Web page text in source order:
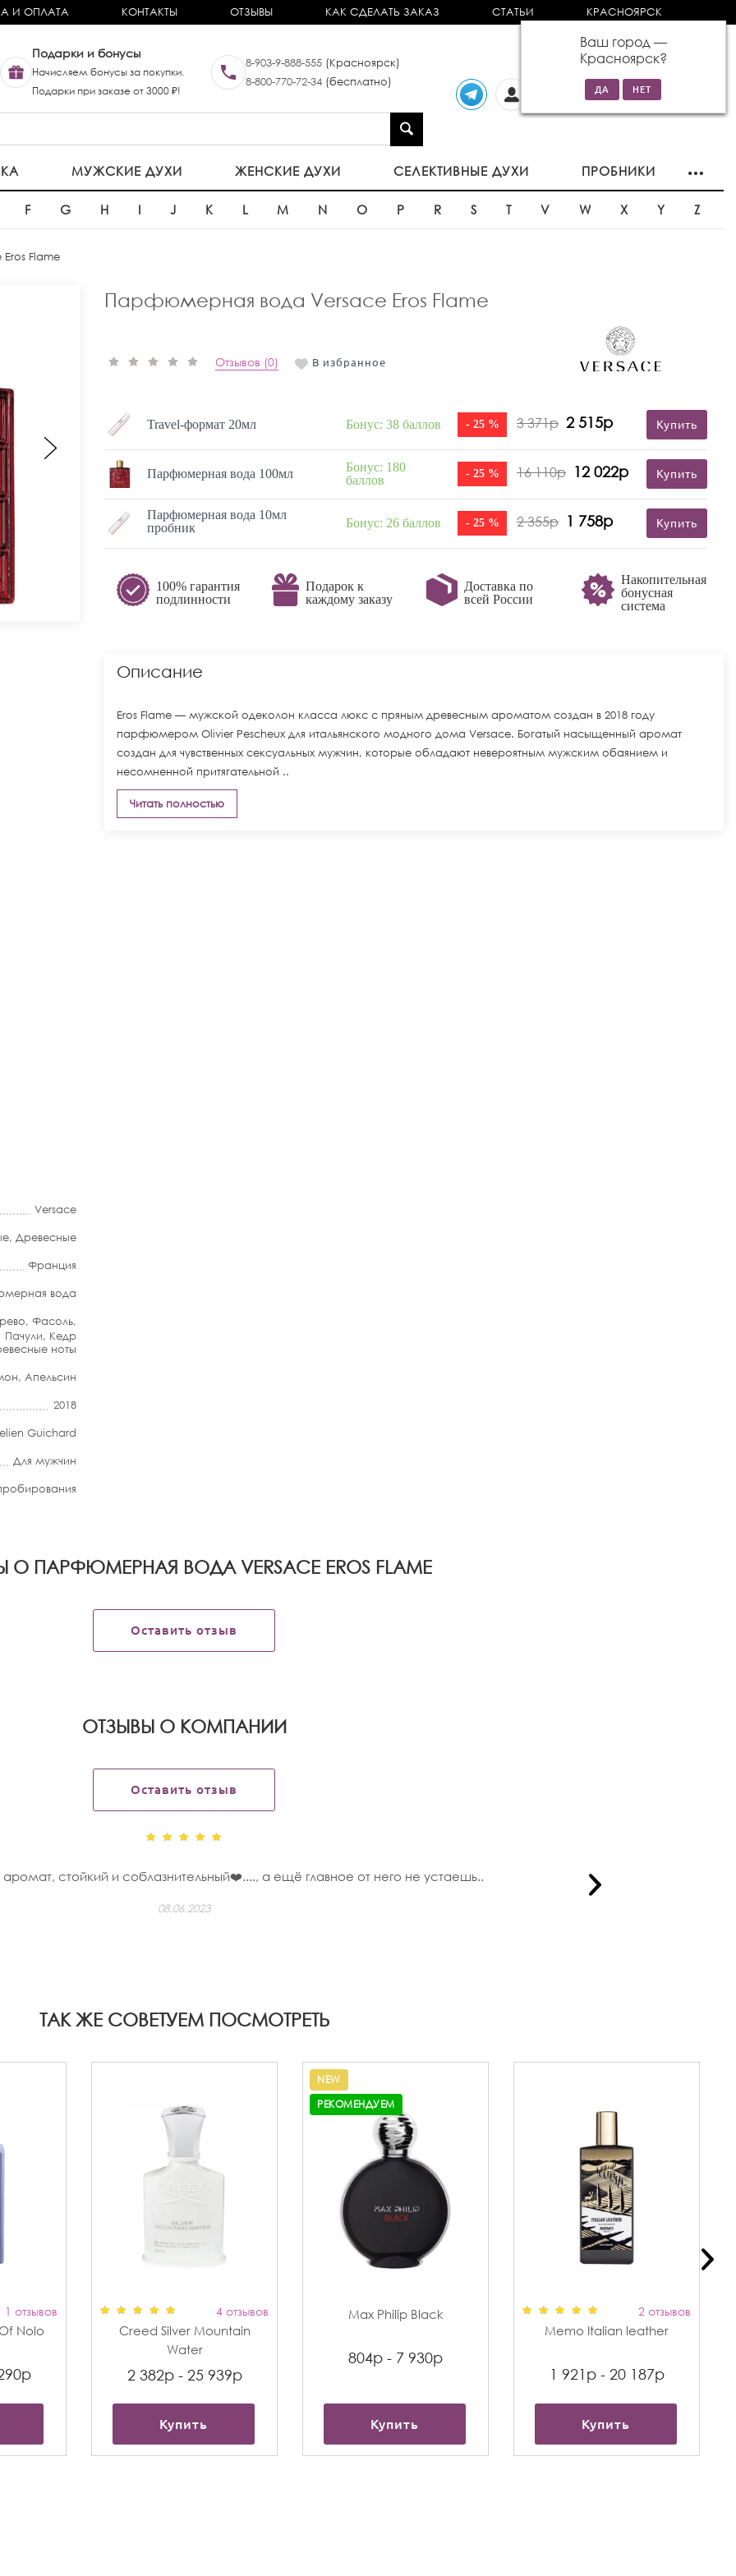
И ОПЛАТА КОНТАКТЫ ОТЗЫВЫ КАК СДЕЛАТЬ ЗАКАЗ СТАТЬИ КРАСНОЯРСК
Ваш город —
Красноярск?
Подарки и бонусы
Начисляем бонусы за покупки.
Подарки при заказе от 3000 ₽!
8-903-9-888-555 (Красноярск)
8-800-770-72-34 (бесплатно)
0 товаров
на сумму 0р
МУЖСКИЕ ДУХИ ЖЕНСКИЕ ДУХИ СЕЛЕКТИВНЫЕ ДУХИ ПРОБНИКИ
F G H I J K L M N O P R S T V W X Y Z
Eros Flame
Versace
, Древесные
Франция
вода
, Фасоль,
Пачули, Кедр
ноты
, Апельсин
2018
Guichard
Для мужчин
Парфюмерная вода Versace Eros Flame
Отзывов (0) В избранное
Travel-формат 20мл Бонус: 38 баллов - 25 % 3 371р 2 515р Купить
Парфюмерная вода 100мл
Бонус: 180
баллов
- 25 % 16 110р 12 022р Купить
Парфюмерная вода 10мл
пробник
Бонус: 26 баллов - 25 % 2 355р 1 758р Купить
100% гарантия
подлинности
Подарок к
каждому заказу
Доставка по
всей России
Накопительная
бонусная
система
Описание
Eros Flame — мужской одеколон класса люкс с пряным древесным ароматом создан в 2018 году
парфюмером Olivier Pescheux для итальянского модного дома Versace. Богатый насыщенный аромат
создан для чувственных сексуальных мужчин, которые обладают невероятным мужским обаянием и
несомненной притягательной ..
Читать полностью
О ПАРФЮМЕРНАЯ ВОДА VERSACE EROS FLAME
Оставить отзыв
OТЗЫВЫ О КОМПАНИИ
Оставить отзыв
стойкий и соблазнительный❤️...., а ещё главное от него не устаешь..
08.06.2023
ТАК ЖЕ СОВЕТУЕМ ПОСМОТРЕТЬ
1 отзывов
Nolo
4 отзывов
Creed Silver Mountain
Water
2 382р - 25 939р
Купить
NEW
РЕКОМЕНДУЕМ
Max Philip Black
804р - 7 930р
Купить
2 отзывов
Memo Italian leather
1 921р - 20 187р
Купить